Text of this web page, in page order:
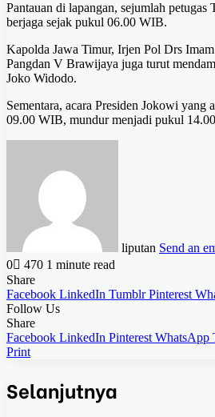
Pantauan di lapangan, sejumlah
berjaga sejak pukul 06.00 WIB.
Kapolda Jawa Timur, Irjen Pol Drs
Pangdan V Brawijaya juga turut
Joko Widodo.
Sementara, acara Presiden Jokowi
09.00 WIB, mundur menjadi pukul
liputan Send an
0
470 1 minute read
Share
Facebook LinkedIn Tumblr Pinterest
Follow Us
Share
Facebook LinkedIn Pinterest WhatsApp
Print
Selanjutnya